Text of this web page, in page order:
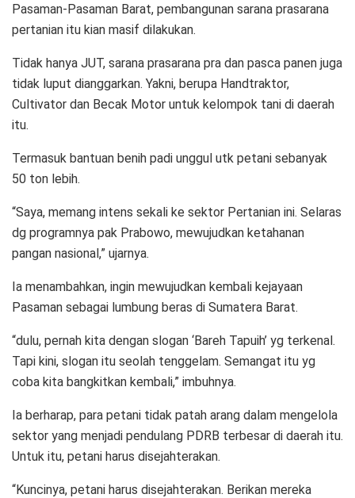
Pasaman-Pasaman Barat, pembangunan sarana prasarana
pertanian itu kian masif dilakukan.
Tidak hanya JUT, sarana prasarana pra dan pasca panen juga
tidak luput dianggarkan. Yakni, berupa Handtraktor,
Cultivator dan Becak Motor untuk kelompok tani di daerah
itu.
Termasuk bantuan benih padi unggul utk petani sebanyak
50 ton lebih.
“Saya, memang intens sekali ke sektor Pertanian ini. Selaras
dg programnya pak Prabowo, mewujudkan ketahanan
pangan nasional,” ujarnya.
Ia menambahkan, ingin mewujudkan kembali kejayaan
Pasaman sebagai lumbung beras di Sumatera Barat.
“dulu, pernah kita dengan slogan ‘Bareh Tapuih’ yg terkenal.
Tapi kini, slogan itu seolah tenggelam. Semangat itu yg
coba kita bangkitkan kembali,” imbuhnya.
Ia berharap, para petani tidak patah arang dalam mengelola
sektor yang menjadi pendulang PDRB terbesar di daerah itu.
Untuk itu, petani harus disejahterakan.
“Kuncinya, petani harus disejahterakan. Berikan mereka